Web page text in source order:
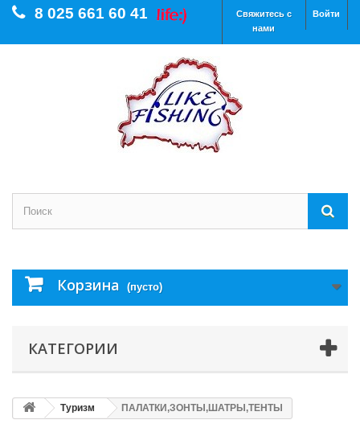
Войти
Свяжитесь с
нами
8 025 661 60 41
Корзина (пусто)
КАТЕГОРИИ
Туризм ПАЛАТКИ,ЗОНТЫ,ШАТРЫ,ТЕНТЫ